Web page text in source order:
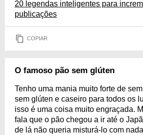
20 legendas inteligentes para
publicações
COPIAR
O famoso pão sem glúten
Tenho uma mania muito forte de
sem glúten e caseiro para todos os
isso é uma coisa muito engraçada.
fala que o pão chegou a ir até o
de lá não queria misturá-lo com